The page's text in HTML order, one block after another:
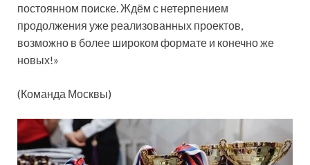
постоянном поиске. Ждём с нетерпением
продолжения уже реализованных проектов,
возможно в более широком формате и конечно же
новых!»
(Команда Москвы)